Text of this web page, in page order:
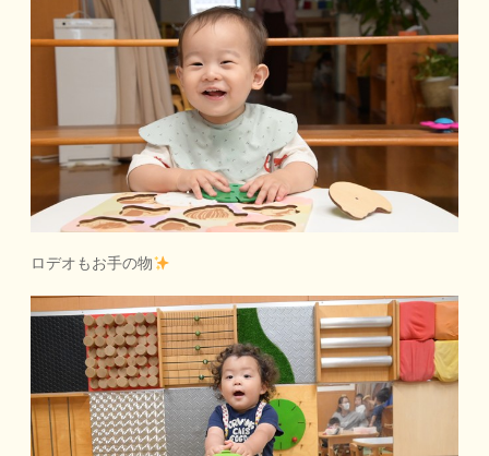
ロデオもお手の物